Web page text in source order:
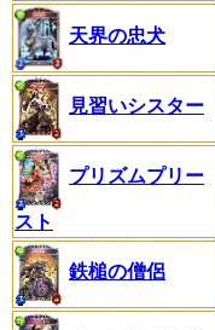
天界の忠犬
見習いシスター
プリズムプリー
スト
鉄槌の僧侶